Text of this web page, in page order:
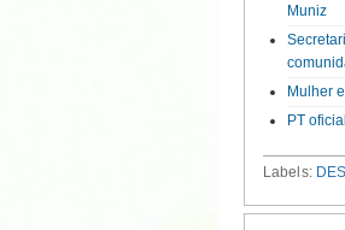
Muniz
Mulher
PT
Labels: